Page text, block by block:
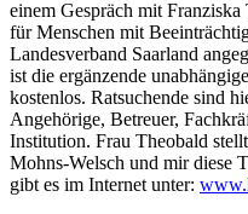
einem Gespräch mit
für Menschen mit
Landesverband Saarland
ist die ergänzende
kostenlos. Ratsuchende sind
Angehörige, Betreuer,
Institution. Frau Theobald
Mohns-Welsch und mir diese
gibt es im Internet unter: